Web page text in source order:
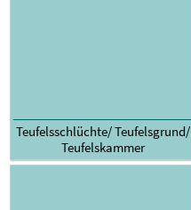
Teufelsschlüchte/ Teufelsgrund/
Teufelskammer